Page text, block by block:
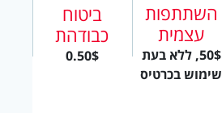
השתתפות
עצמית
50$, ללא בעת
שימוש בכרטיס
ביטוח
כבודהת
0.50$